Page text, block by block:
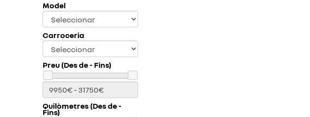
Model
Carroceria
Preu (Des de - Fins)
Quilòmetres (Des de -
Fins)